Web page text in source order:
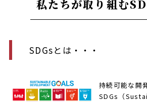
私たちが取り組む
SDGsとは・・・
持続可能な開
SDGs（